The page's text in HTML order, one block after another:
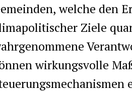
welche den
Ziele
wirkungsvolle